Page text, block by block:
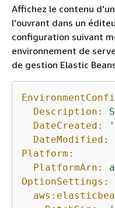
Affichez le contenu
l'ouvrant dans un
configuration suivant
environnement de
de gestion Elastic
Description:
DateCreated:
DateModified:
Platform:
PlatformArn:
OptionSettings: